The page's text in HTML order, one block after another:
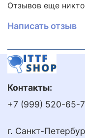
Отзывов еще
Написать отзыв
Контакты:
+7 (999) 520-65-
г. Санкт-